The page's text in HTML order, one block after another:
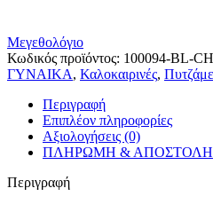
Μεγεθολόγιο
Κωδικός προϊόντος: 100094-BL-
ΓΥΝΑΙΚΑ, Καλοκαιρινές,
Περιγραφή
Επιπλέον πληροφορίες
Αξιολογήσεις (0)
ΠΛΗΡΩΜΗ & ΑΠΟΣΤΟΛΗ
Περιγραφή